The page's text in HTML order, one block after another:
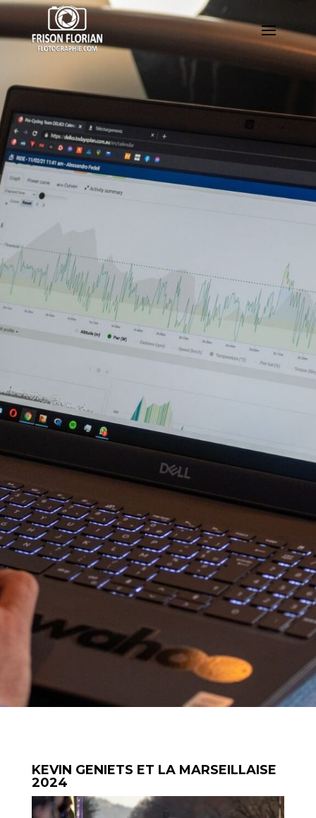
KEVIN GENIETS ET LA MARSEILLAISE
2024